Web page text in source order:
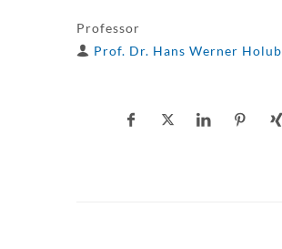
Professor
Prof. Dr. Hans Werner Holub